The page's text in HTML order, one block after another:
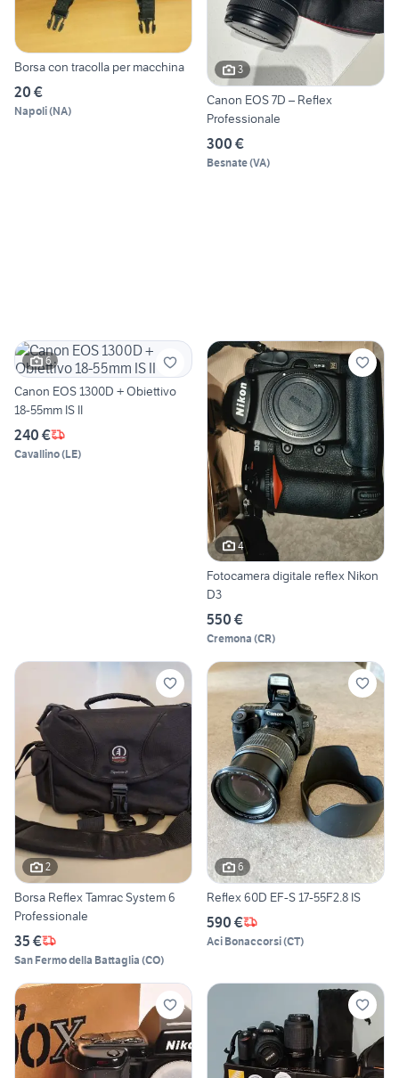
Borsa con tracolla per macchina
20 €
Napoli(NA)
3
Canon EOS 7D – Reflex
Professionale
300 €
Besnate(VA)
6
Canon EOS 1300D + Obiettivo
18-55mm IS II
240 €
Cavallino(LE)
4
Fotocamera digitale reflex Nikon
D3
550 €
Cremona (CR)
2
Borsa Reflex Tamrac System 6
Professionale
35 €
San Fermo della Battaglia (CO)
6
Reflex 60D EF-S 17-55F2.8 IS
590 €
Aci Bonaccorsi(CT)